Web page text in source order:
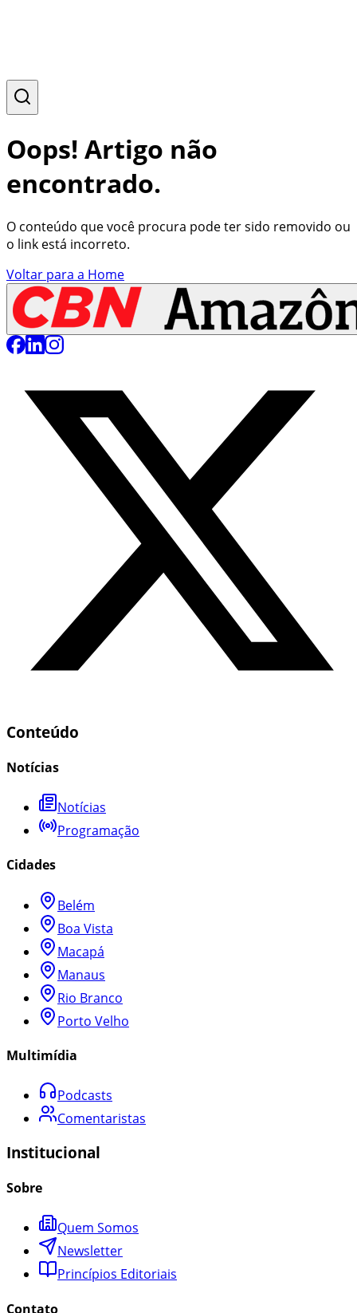
Oops! Artigo não
encontrado.
O conteúdo que você procura pode ter sido removido ou
o link está incorreto.
Voltar para a Home
Conteúdo
Notícias
Notícias
Programação
Cidades
Belém
Boa Vista
Macapá
Manaus
Rio Branco
Porto Velho
Multimídia
Podcasts
Comentaristas
Institucional
Sobre
Quem Somos
Newsletter
Princípios Editoriais
Contato